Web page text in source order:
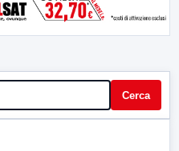
Cerca